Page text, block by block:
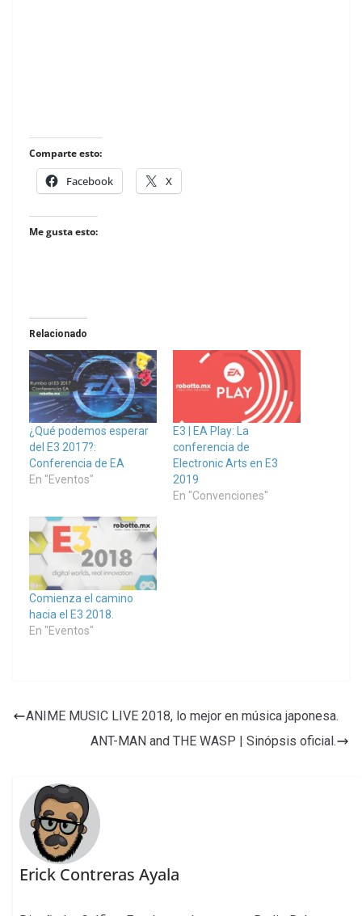
Comparte esto:
Facebook X
Me gusta esto:
Relacionado
¿Qué podemos esperar
del E3 2017?:
Conferencia de EA
En "Eventos"
E3 | EA Play: La
conferencia de
Electronic Arts en E3
2019
En "Convenciones"
Comienza el camino
hacia el E3 2018.
En "Eventos"
ANIME MUSIC LIVE 2018, lo mejor en música japonesa.
ANT-MAN and THE WASP | Sinópsis oficial.
Erick Contreras Ayala